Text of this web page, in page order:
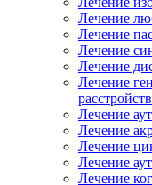
Лечение
Лечение
Лечение
Лечение
Лечение
Лечение
Лечение
Лечение
Лечение
Лечение